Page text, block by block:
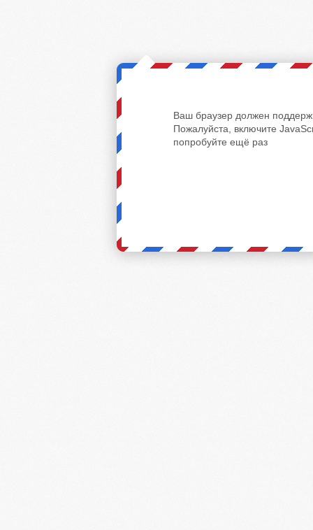
Ваш браузер должен
Пожалуйста, включите
попробуйте ещё раз